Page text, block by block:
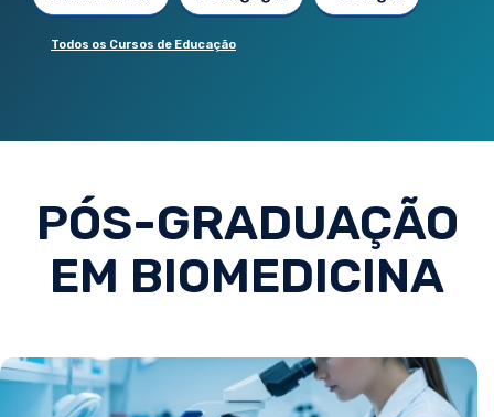
Todos os Cursos de Educação
PÓS-GRADUAÇÃO
EM BIOMEDICINA